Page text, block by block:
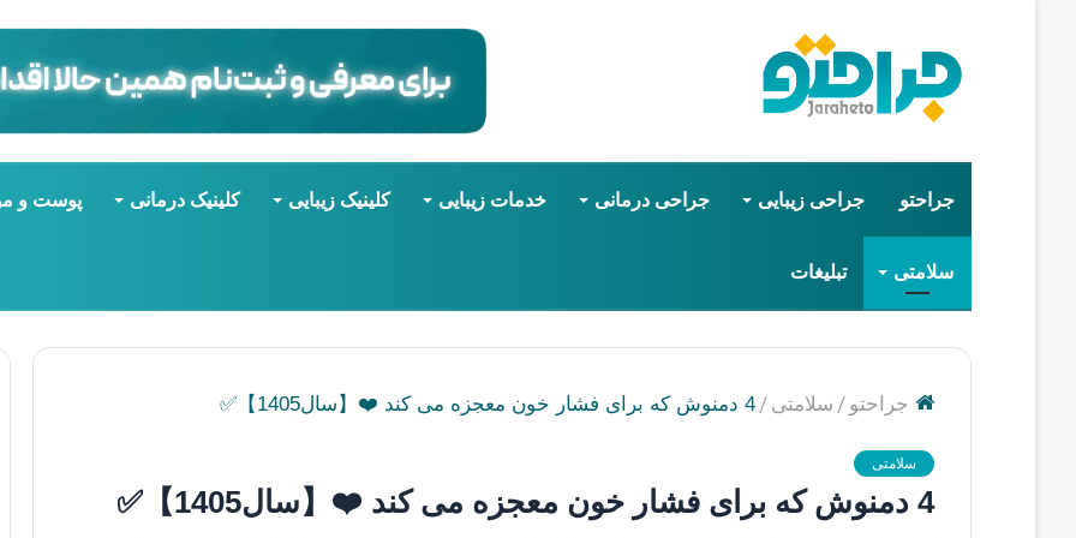
جراحتو جراحی زیبایی جراحی درمانی خدمات زیبایی کلینیک زیبایی کلینیک درمانی پوست و
سلامتی تبلیغات
جراحتو / سلامتی /4 دمنوش که برای فشار خون معجزه می کند ❤️【سال1405】✅
سلامتی
4 دمنوش که برای فشار خون معجزه می کند ❤️【سال1405】✅